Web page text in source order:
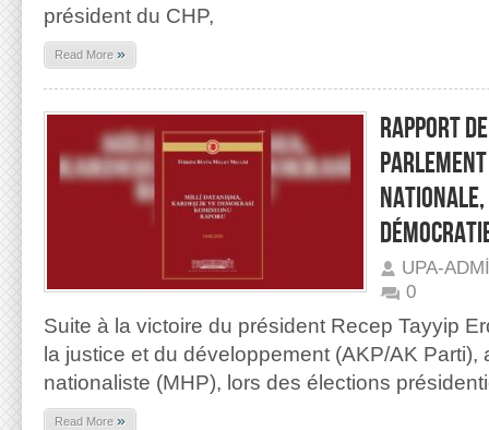
président du CHP,
Read More »
RAPPORT
UPA-
0
Suite à la victoire du président Recep Tayyip
la justice et du développement (AKP/AK Parti),
nationaliste (MHP), lors des élections
Read More »